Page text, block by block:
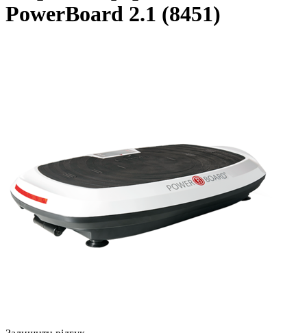
PowerBoard 2.1 (8451)